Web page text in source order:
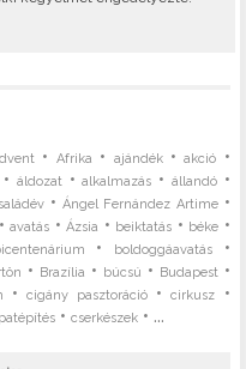
• Afrika • ajándék•akció •
• áldozat •alkalmazás • állandó•
•Ángel Fernández Artime•
•avatás •Ázsia • beiktatás • béke •
• boldoggáavatás•
• Brazília • búcsú • Budapest •
•cigány pasztoráció•cirkusz •
•cserkészek • ...